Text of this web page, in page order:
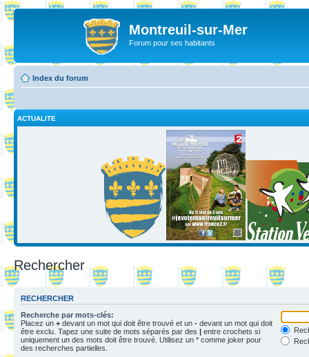
Montreuil-sur-Mer
Forum pour ses habitants
Index du forum
ACTUALITE
Rechercher
RECHERCHER
Recherche par mots-clés:
Placez un + devant un mot qui doit être trouvé et un - devant un mot qui doit
être exclu. Tapez une suite de mots séparés par des | entre crochets si
uniquement un des mots doit être trouvé. Utilisez un * comme joker pour
des recherches partielles.